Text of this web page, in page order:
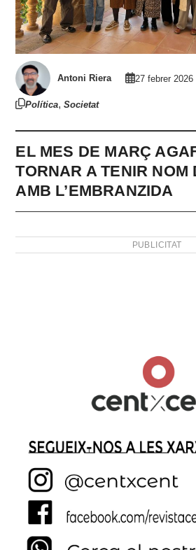
Antoni Riera 27 febrer 2026
Política,Societat
EL MES DE MARÇ
TORNAR A TENIR NOM
AMB L’EMBRANZIDA
PUBLICITAT